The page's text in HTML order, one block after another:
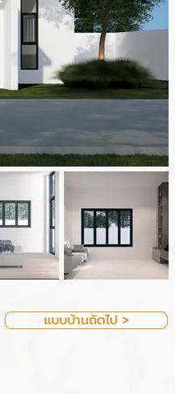
แบบบ้านถัดไป >